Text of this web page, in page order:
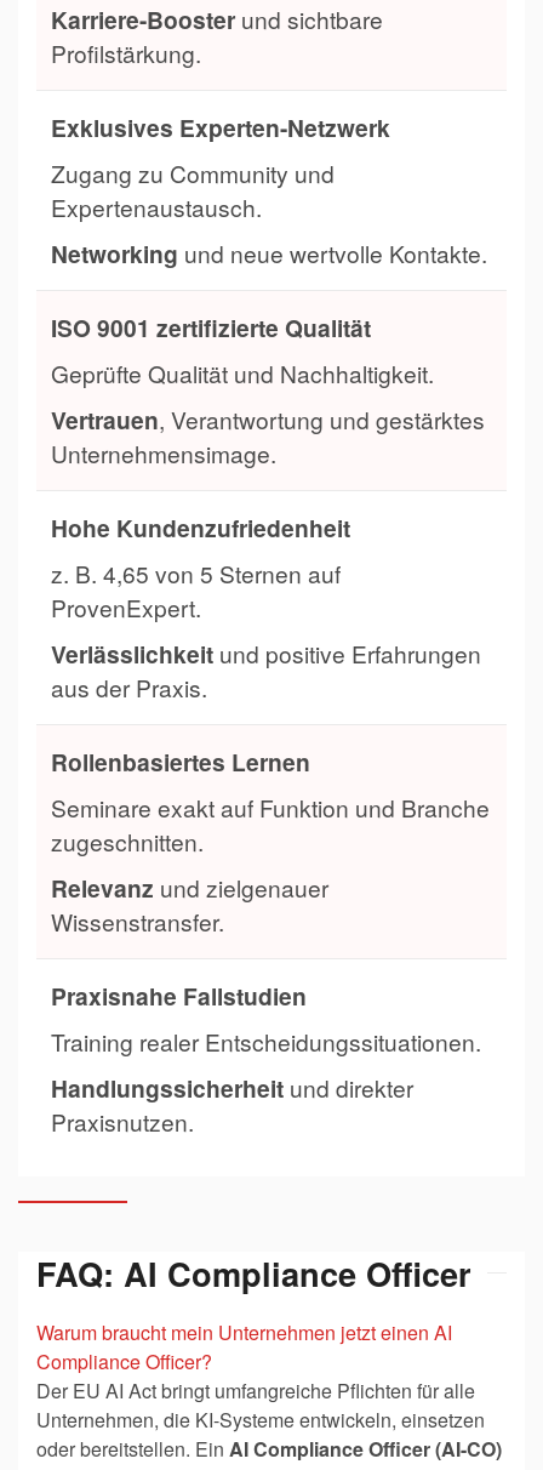
Karriere-Booster und sichtbare
Profilstärkung.
Exklusives Experten-Netzwerk
Zugang zu Community und
Expertenaustausch.
Networking und neue wertvolle Kontakte.
ISO 9001 zertifizierte Qualität
Geprüfte Qualität und Nachhaltigkeit.
Vertrauen, Verantwortung und gestärktes
Unternehmensimage.
Hohe Kundenzufriedenheit
z. B. 4,65 von 5 Sternen auf
ProvenExpert.
Verlässlichkeit und positive Erfahrungen
aus der Praxis.
Rollenbasiertes Lernen
Seminare exakt auf Funktion und Branche
zugeschnitten.
Relevanz und zielgenauer
Wissenstransfer.
Praxisnahe Fallstudien
Training realer Entscheidungssituationen.
Handlungssicherheit und direkter
Praxisnutzen.
FAQ: AI Compliance Officer
Warum braucht mein Unternehmen jetzt einen AI
Compliance Officer?
Der EU AI Act bringt umfangreiche Pflichten für alle
Unternehmen, die KI-Systeme entwickeln, einsetzen
oder bereitstellen. Ein AI Compliance Officer (AI-CO)